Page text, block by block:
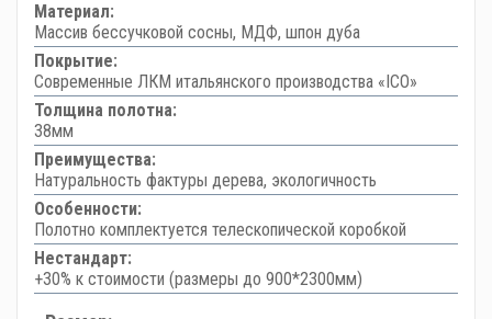
Материал:
Массив бессучковой сосны, МДФ, шпон дуба
Покрытие:
Современные ЛКМ итальянского производства «ICO»
Толщина полотна:
38мм
Преимущества:
Натуральность фактуры дерева, экологичность
Особенности:
Полотно комплектуется телескопической коробкой
Нестандарт:
+30% к стоимости (размеры до 900*2300мм)